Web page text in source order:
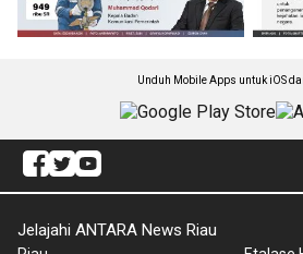
Unduh Mobile Apps untuk iOS
Jelajahi ANTARA News Riau